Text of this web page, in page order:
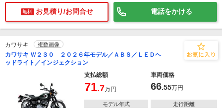
無料 お見積り/お問合せ 電話をかける
カワサキ 複数画像
カワサキ Ｗ２３０ ２０２６年モデル／ＡＢＳ／ＬＥＤヘ
ッドライト／インジェクション
支払総額
車両価格
71.7万円 66.55万円
モデル年式
走行距離